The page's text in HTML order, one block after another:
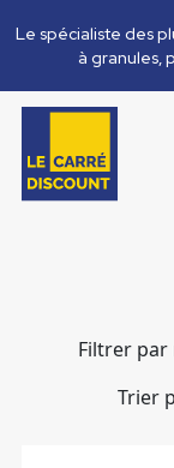
Le spécialiste des
à granules,
Filtrer par
Trier